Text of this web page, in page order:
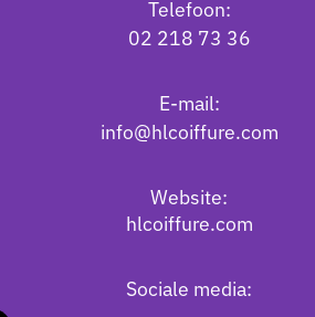
Telefoon:
02 218 73 36
E-mail:
info@hlcoiffure.com
Website:
hlcoiffure.com
Sociale media: